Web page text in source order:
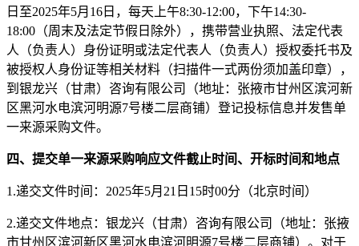
日至2025年5月 16 日，每天上午8:30-12:00，下午14:30-
18:00（周末及法定节假日除外），携带营业执照、法定代表
人（负责人）身份证明或法定代表人（负责人）授权委托书及
被授权人身份证等相关材料（扫描件一式两份须加盖印章），
到 银龙兴（甘肃）咨询有限公司
（地址：张掖市甘州区滨河新
区黑河水电滨河明源7号楼二层商铺）登记投标信息并发售单
一来源采购文件。
四、提交单一来源采购响应文件截止时间、开标时间和地点
1 .递交文件时间： 2025年5月 21 日 15时00分（北京时间）
2.递交文件地点： 银龙兴（甘肃）咨询有限公司
（地址：张掖
市甘州区滨河新区黑河水电滨河明源7号楼二层商铺）。对于